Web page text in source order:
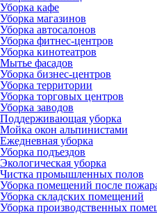
Уборка кафе
Уборка магазинов
Уборка автосалонов
Уборка фитнес-центров
Уборка кинотеатров
Мытье фасадов
Уборка бизнес-центров
Уборка территории
Уборка торговых центров
Уборка заводов
Поддерживающая уборка
Мойка окон альпинистами
Ежедневная уборка
Уборка подъездов
Экологическая уборка
Чистка промышленных полов
Уборка помещений после
Уборка складских помещений
Уборка производственных